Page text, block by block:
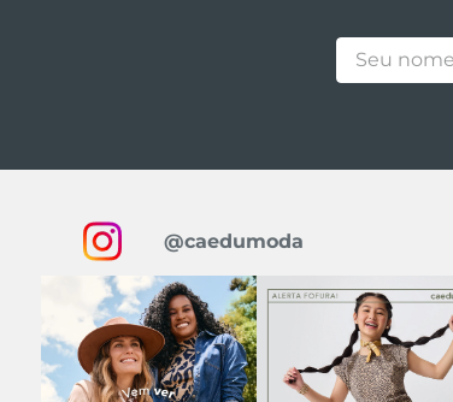
@caedumoda